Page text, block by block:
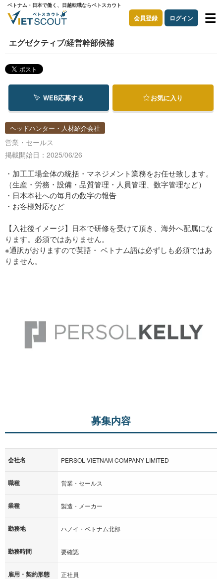
ベトナム・日本で働く、日越転職ならベトスカウト
会員登録 ログイン
エグゼクティブ/経営幹部候補
WEB応募する お気に入り
ヘッドハンター・人材紹介会社
営業・セールス
掲載開始日：2025/06/26
・加工工場全体の統括・マネジメント業務をお任せ致します。
（生産・労務・設備・品質管理・人員管理、数字管理など）
・日本本社への毎月の数字の報告
・お客様対応など
【入社後イメージ】日本で研修を受けて頂き、海外へ配属にな
ります。必須ではありません。
※通訳がおりますので英語・ ベトナム語は必ずしも必須ではあ
りません。
募集内容
会社名 PERSOL VIETNAM COMPANY LIMITED
職種 営業・セールス
業種 製造・メーカー
勤務地 ハノイ・ベトナム北部
勤務時間 要確認
雇用・契約形態 正社員